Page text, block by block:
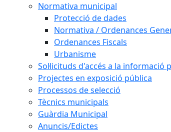
Normativa municipal
Protecció de dades
Normativa / Ordenances
Ordenances Fiscals
Urbanisme
Sol·licituds d'accés a la informació
Projectes en exposició pública
Processos de selecció
Tècnics municipals
Guàrdia Municipal
Anuncis/Edictes